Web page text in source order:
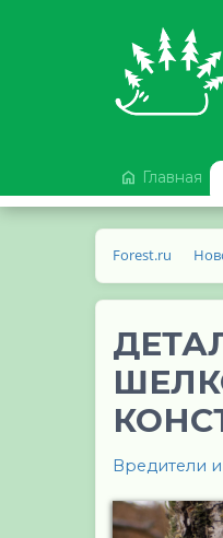
 Главная
Forest.ru
Вредители